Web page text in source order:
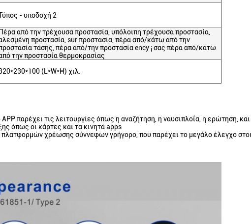
- υποδοχή 2
Πέρα από την τρέχουσα προστασία, υπόλοιπη τρέχουσα προστασία,
προστασία, sur προστασία, πέρα από/κάτω από την
τάσης, πέρα από/την προστασία ency ¡ σας πέρα από/κάτω
την προστασία θερμοκρασίας
(L*W*H) χιλ.
παρέχει τις λειτουργίες όπως η αναζήτηση, η ναυσιπλοΐα, η ερώτηση,
όπως οι κάρτες και τα κινητά apps
χρέωσης σύννεφων γρήγορο, που παρέχει το μεγάλο έλεγχο